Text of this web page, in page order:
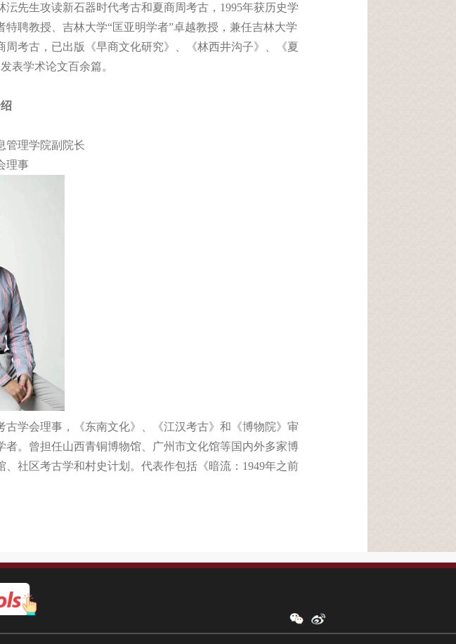
先生攻读新石器时代考古和夏商周考古， 1995年获历史学
特聘教授、吉林大学“匡亚明学者”卓越教授，兼任吉林大学
考古，已出版《早商文化研究》、《林西井沟子》、《夏
表学术论文百余篇。
管理学院副院长
理事
学会理事，《东南文化》、《江汉考古》和《博物院》审
。曾担任山西青铜博物馆、广州市文化馆等国内外多家博
社区考古学和村史计划。代表作包括《暗流： 1949年之前